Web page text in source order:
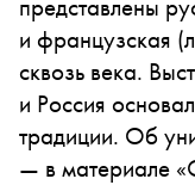
представлены
и французская
сквозь века.
и Россия
традиции. Об
— в материале